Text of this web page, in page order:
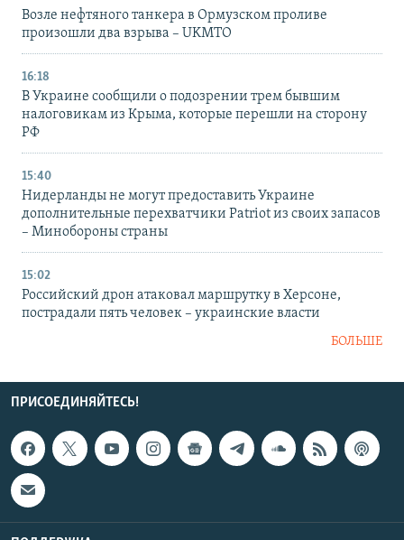
Возле нефтяного танкера в Ормузском проливе
произошли два взрыва – UKMTO
16:18
В Украине сообщили о подозрении трем бывшим
налоговикам из Крыма, которые перешли на сторону
РФ
15:40
Нидерланды не могут предоставить Украине
дополнительные перехватчики Patriot из своих запасов
– Минобороны страны
15:02
Российский дрон атаковал маршрутку в Херсоне,
пострадали пять человек – украинские власти
БОЛЬШЕ
ПРИСОЕДИНЯЙТЕСЬ!